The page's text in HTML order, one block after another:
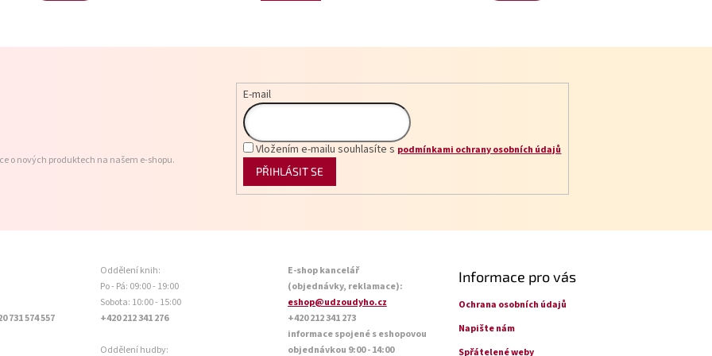
o nových produktech na našem e-shopu.
E-mail
Vložením e-mailu souhlasíte s podmínkami ochrany osobních údajů
PŘIHLÁSIT SE
731 574 557
Oddělení knih:
Po - Pá: 09:00 - 19:00
Sobota: 10:00 - 15:00
+420 212 341 276
Oddělení hudby:
E-shop kancelář
(objednávky, reklamace):
eshop@udzoudyho.cz
+420 212 341 273
informace spojené s eshopovou
objednávkou 9:00 - 14:00
Informace pro vás
Ochrana osobních údajů
Napište nám
Spřátelené weby